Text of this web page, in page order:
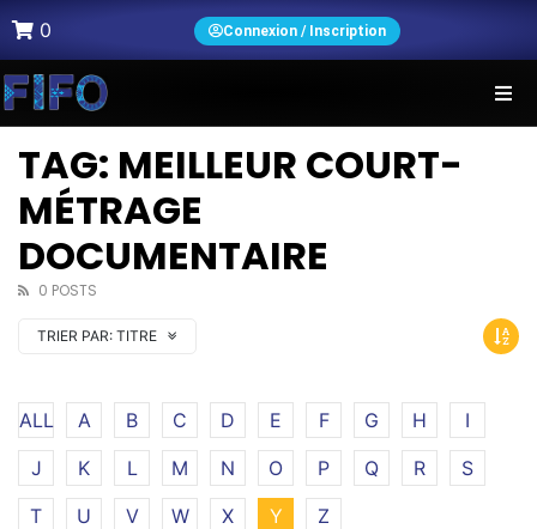
0 Connexion / Inscription
TAG: MEILLEUR COURT-
MÉTRAGE
DOCUMENTAIRE
0 POSTS
TRIER PAR: TITRE
ALL A B C D E F G H
I
J
K L M N O P Q R
S
T
U V W X Y Z